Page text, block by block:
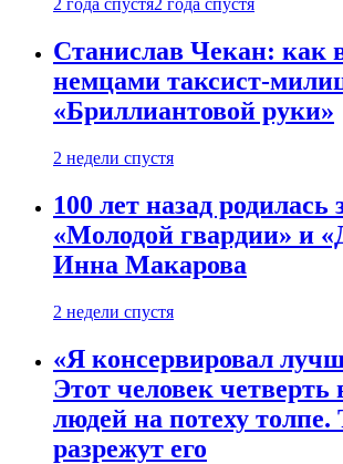
2 года спустя2 года спустя
Станислав Чекан: как
немцами таксист-
«Бриллиантовой руки»
2 недели спустя
100 лет назад родилась
«Молодой гвардии» и
Инна Макарова
2 недели спустя
«Я консервировал
Этот человек четверть
людей на потеху толпе.
разрежут его